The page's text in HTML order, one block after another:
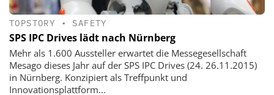
TOPSTORY • SAFETY
SPS IPC Drives lädt nach Nürnberg
Mehr als 1.600 Aussteller erwartet die Messegesellschaft
Mesago dieses Jahr auf der SPS IPC Drives (24. 26.11.2015)
in Nürnberg. Konzipiert als Treffpunkt und
Innovationsplattform...